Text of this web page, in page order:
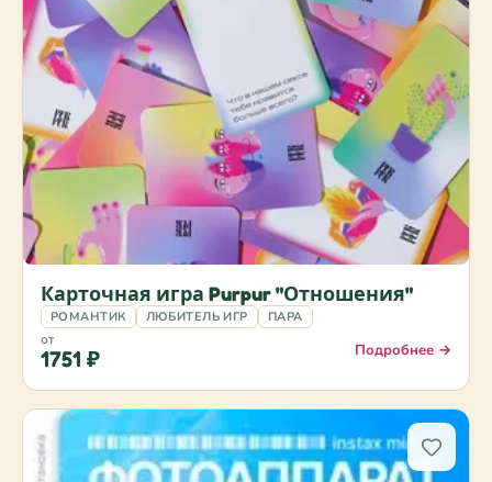
Карточная игра Purpur "Отношения"
РОМАНТИК ЛЮБИТЕЛЬ ИГР ПАРА
от
1751 ₽ Подробнее →